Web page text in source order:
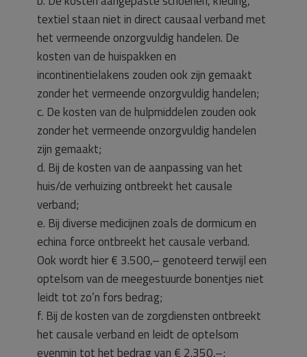
textiel staan niet in direct causaal verband met
het vermeende onzorgvuldig handelen. De
kosten van de huispakken en
incontinentielakens zouden ook zijn gemaakt
zonder het vermeende onzorgvuldig handelen;
c. De kosten van de hulpmiddelen zouden ook
zonder het vermeende onzorgvuldig handelen
zijn gemaakt;
d. Bij de kosten van de aanpassing van het
huis/de verhuizing ontbreekt het causale
verband;
e. Bij diverse medicijnen zoals de dormicum en
echina force ontbreekt het causale verband.
Ook wordt hier € 3.500,– genoteerd terwijl een
optelsom van de meegestuurde bonentjes niet
leidt tot zo’n fors bedrag;
f. Bij de kosten van de zorgdiensten ontbreekt
het causale verband en leidt de optelsom
evenmin tot het bedrag van € 2.350,–;